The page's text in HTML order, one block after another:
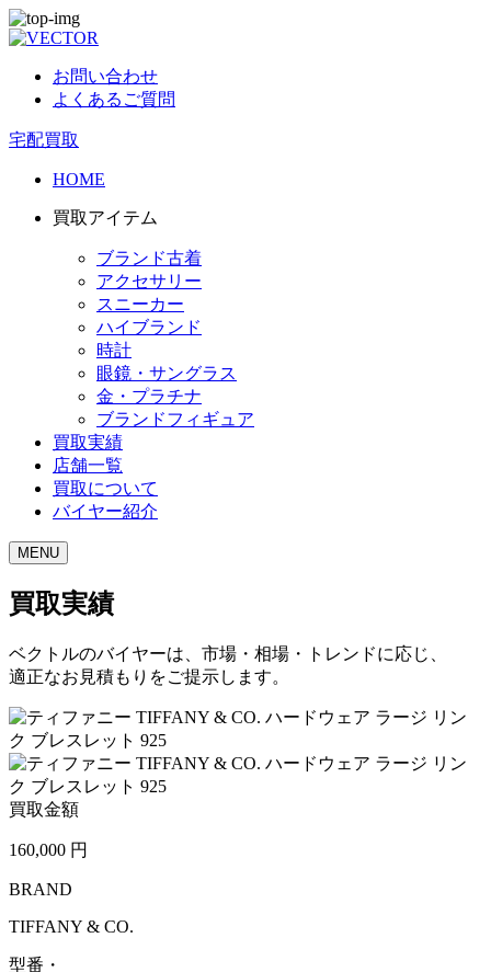
お問い合わせ
よくあるご質問
宅配買取
HOME
買取アイテム
ブランド古着
アクセサリー
スニーカー
ハイブランド
時計
眼鏡・サングラス
金・プラチナ
ブランドフィギュア
買取実績
店舗一覧
買取について
バイヤー紹介
MENU
買取実績
ベクトルのバイヤーは、市場・相場・トレンドに応じ、
適正なお見積もりをご提示します。
買取金額
160,000 円
BRAND
TIFFANY & CO.
型番・